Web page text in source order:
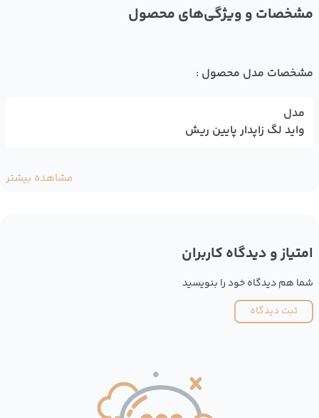
مشخصات و ویژگی‌های محصول
مشخصات مدل محصول :
مدل
واید لگ زاپدار پایین ریش
مشاهده بیشتر
امتیاز و دیدگاه کاربران
شما هم دیدگاه خود را بنویسید
ثبت دیدگاه